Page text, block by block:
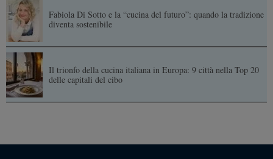
Fabiola Di Sotto e la “cucina del futuro”: quando la tradizione
diventa sostenibile
Il trionfo della cucina italiana in Europa: 9 città nella Top 20
delle capitali del cibo